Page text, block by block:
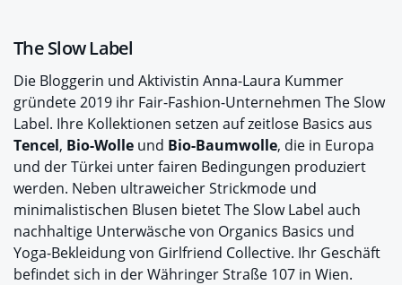
The Slow Label
Die Bloggerin und Aktivistin Anna-Laura Kummer
gründete 2019 ihr Fair-Fashion-Unternehmen The Slow
Label. Ihre Kollektionen setzen auf zeitlose Basics aus
Tencel, Bio-Wolle und Bio-Baumwolle, die in Europa
und der Türkei unter fairen Bedingungen produziert
werden. Neben ultraweicher Strickmode und
minimalistischen Blusen bietet The Slow Label auch
nachhaltige Unterwäsche von Organics Basics und
Yoga-Bekleidung von Girlfriend Collective. Ihr Geschäft
befindet sich in der Währinger Straße 107 in Wien.